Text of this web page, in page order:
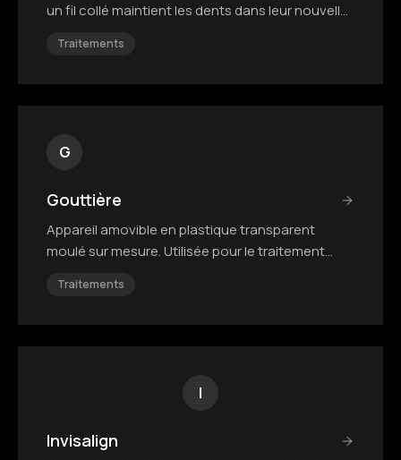
un fil collé maintient les dents dans leur nouvelle
Traitements
G
Gouttière
Appareil amovible en plastique transparent
moulé sur mesure. Utilisée pour le traitement
Traitements
I
Invisalign